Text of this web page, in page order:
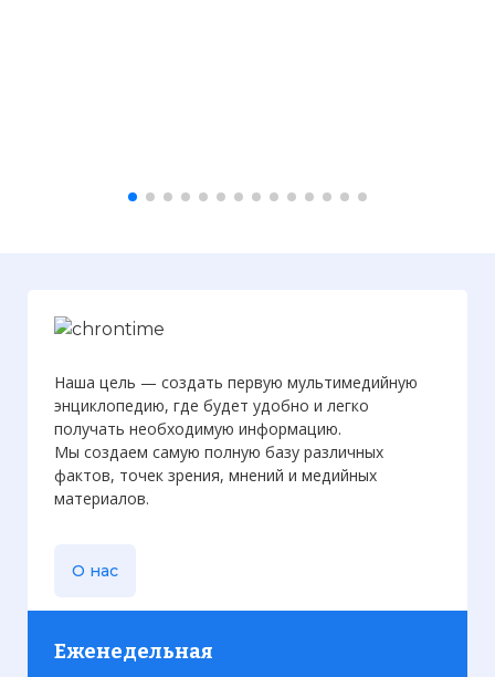
Наша цель — создать первую мультимедийную
энциклопедию, где будет удобно и легко
получать необходимую информацию.
Мы создаем самую полную базу различных
фактов, точек зрения, мнений и медийных
материалов.
О нас
Еженедельная